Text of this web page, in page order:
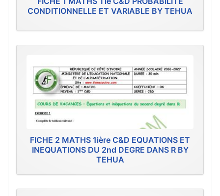
CONDITIONNELLE ET VARIABLE BY TEHUA
FICHE 2 MATHS 1ière C&D EQUATIONS ET
INEQUATIONS DU 2nd DEGRE DANS R BY
TEHUA